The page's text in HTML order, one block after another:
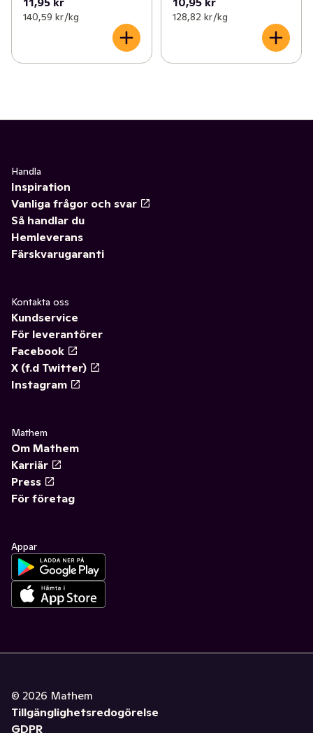
140,59 kr /kg 128,82 kr /kg
Handla
Inspiration
Vanliga frågor och svar
Så handlar du
Hemleverans
Färskvarugaranti
Kontakta oss
Kundservice
För leverantörer
Facebook
X (f.d Twitter)
Instagram
Mathem
Om Mathem
Karriär
Press
För företag
Appar
© 2026 Mathem
Tillgänglighetsredogörelse
GDPR